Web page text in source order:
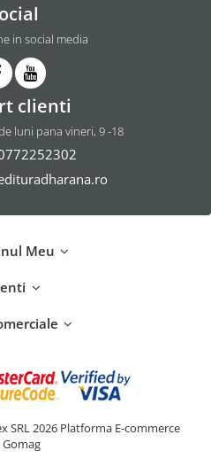
in social media
clienti
luni pana vineri, 9 -18
Meu
SRL 2026 Platforma E-commerce
Gomag